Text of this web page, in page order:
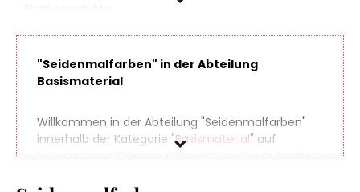
Dekosand und -granulat
Drahtformen
Farben & Stifte
Acrylfarben
Aquarellfarben
"Seidenmalfarben" in der Abteilung
Basismaterial
Willkommen in der Abteilung "Seidenmalfarben"
innerhalb der Kategorie "Basismaterial" auf
DIY.Academy, Deinem Ansprechpartner in Sachen